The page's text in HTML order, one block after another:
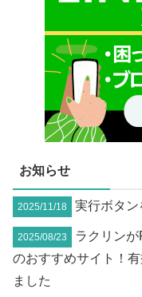
お知らせ
2025/11/18 実行ボタン
2025/08/23
ラクリン
のおすすめサイト！
ました